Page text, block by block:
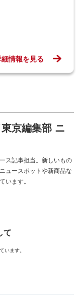
情報を見る
京編集部 ニ
ス記事担当。新しいもの
ュースポットや新商品な
います。
て
います。